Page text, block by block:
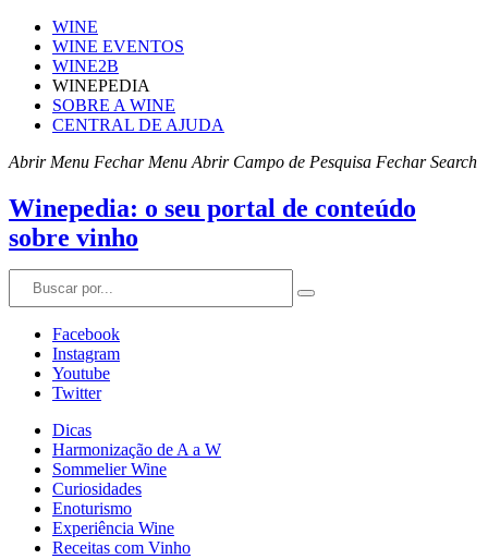
WINE
WINE EVENTOS
WINE2B
WINEPEDIA
SOBRE A WINE
CENTRAL DE AJUDA
Abrir Menu Fechar Menu Abrir Campo de Pesquisa Fechar Search
Winepedia: o seu portal de conteúdo
sobre vinho
Facebook
Instagram
Youtube
Twitter
Dicas
Harmonização de A a W
Sommelier Wine
Curiosidades
Enoturismo
Experiência Wine
Receitas com Vinho